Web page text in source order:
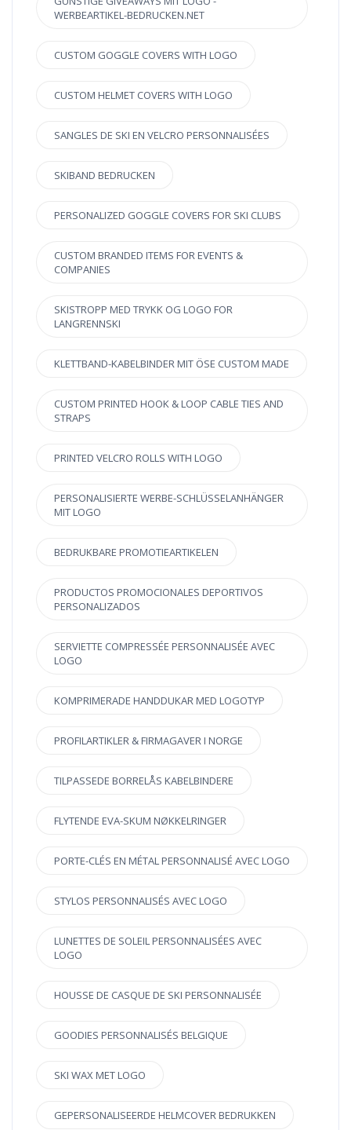
WERBEARTIKEL-BEDRUCKEN.NET
CUSTOM GOGGLE COVERS WITH LOGO
CUSTOM HELMET COVERS WITH LOGO
SANGLES DE SKI EN VELCRO PERSONNALISÉES
SKIBAND BEDRUCKEN
PERSONALIZED GOGGLE COVERS FOR SKI CLUBS
CUSTOM BRANDED ITEMS FOR EVENTS &
COMPANIES
SKISTROPP MED TRYKK OG LOGO FOR
LANGRENNSKI
KLETTBAND-KABELBINDER MIT ÖSE CUSTOM MADE
CUSTOM PRINTED HOOK & LOOP CABLE TIES AND
STRAPS
PRINTED VELCRO ROLLS WITH LOGO
PERSONALISIERTE WERBE-SCHLÜSSELANHÄNGER
MIT LOGO
BEDRUKBARE PROMOTIEARTIKELEN
PRODUCTOS PROMOCIONALES DEPORTIVOS
PERSONALIZADOS
SERVIETTE COMPRESSÉE PERSONNALISÉE AVEC
LOGO
KOMPRIMERADE HANDDUKAR MED LOGOTYP
PROFILARTIKLER & FIRMAGAVER I NORGE
TILPASSEDE BORRELÅS KABELBINDERE
FLYTENDE EVA-SKUM NØKKELRINGER
PORTE-CLÉS EN MÉTAL PERSONNALISÉ AVEC LOGO
STYLOS PERSONNALISÉS AVEC LOGO
LUNETTES DE SOLEIL PERSONNALISÉES AVEC
LOGO
HOUSSE DE CASQUE DE SKI PERSONNALISÉE
GOODIES PERSONNALISÉS BELGIQUE
SKI WAX MET LOGO
GEPERSONALISEERDE HELMCOVER BEDRUKKEN